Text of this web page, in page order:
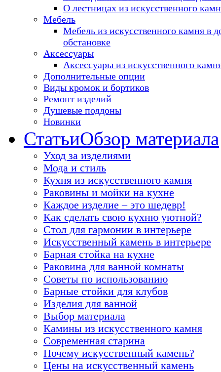
О лестницах из искусственного
Мебель
Мебель из искусственного камня в
обстановке
Аксессуары
Аксессуары из искусственного
Дополнительные опции
Виды кромок и бортиков
Ремонт изделий
Душевые поддоны
Новинки
СтатьиОбзор материала
Уход за изделиями
Мода и стиль
Кухня из искусственного камня
Раковины и мойки на кухне
Каждое изделие – это шедевр!
Как сделать свою кухню уютной?
Стол для гармонии в интерьере
Искусственный камень в интерьере
Барная стойка на кухне
Раковина для ванной комнаты
Советы по использованию
Барные стойки для клубов
Изделия для ванной
Выбор материала
Камины из искусственного камня
Современная старина
Почему искусственный камень?
Цены на искусственный камень